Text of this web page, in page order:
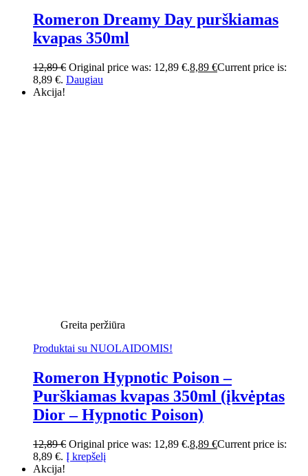
Romeron Dreamy Day purškiamas
kvapas 350ml
12,89€ Original price was: 12,89 €.8,89 €Current price is:
8,89 €. Daugiau
Akcija!
Greita peržiūra
Produktai su NUOLAIDOMIS!
Romeron Hypnotic Poison –
Purškiamas kvapas 350ml (įkvėptas
Dior – Hypnotic Poison)
12,89€ Original price was: 12,89 €.8,89 €Current price is:
8,89 €. Į krepšelį
Akcija!